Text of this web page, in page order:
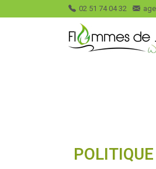
02 51 74 04 32